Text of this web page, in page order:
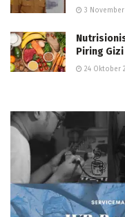
3 November
Piring
24 Oktober